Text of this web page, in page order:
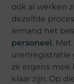
ook al werken
dezelfde
iemand het b
personeel.
urenregistratie
ze ergens mee
klaar zijn. Op